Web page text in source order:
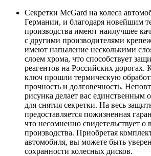
Секретки McGard на колеса
Германии, и благодаря новейшим
производства имеют наилучшее
с другими производителями
имеют напыление несколькими
слоем хрома, что способствует
реагентов на Российских дорогах.
ключ прошли термическую
прочность и долговечность.
рисунка делает вас единственным
для снятия секретки. На весь
предоставляется пожизненная
что несомненно свидетельствует о
производства. Приобретая
автомобиля, вы можете быть
сохранности колесных дисков.